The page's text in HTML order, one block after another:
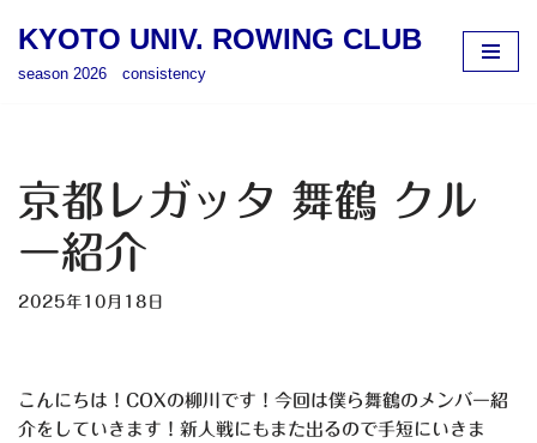
へ
ッ
KYOTO UNIV. ROWING CLUB
season 2026 consistency
京都レガッタ 舞鶴 クル
ー紹介
2025年10月18日
こんにちは！COXの柳川です！今回は僕ら舞鶴のメンバー紹
介をしていきます！新人戦にもまた出るので手短にいきま